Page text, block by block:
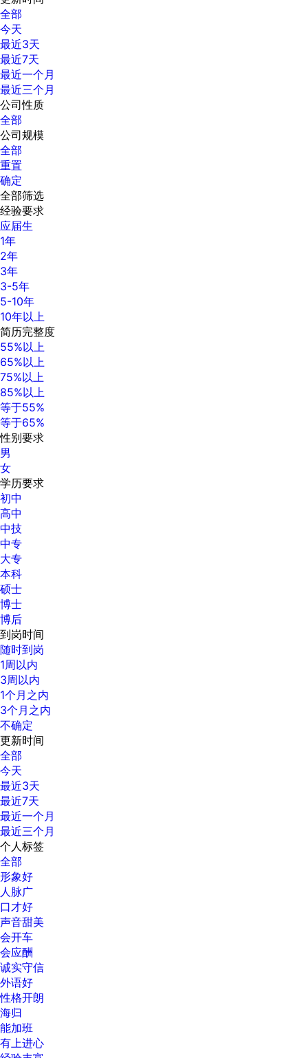
全部
今天
最近3天
最近7天
最近一个月
最近三个月
公司性质
全部
公司规模
全部
重置
确定
全部筛选
经验要求
应届生
1年
2年
3年
3-5年
5-10年
10年以上
简历完整度
55%以上
65%以上
75%以上
85%以上
等于55%
等于65%
性别要求
男
女
学历要求
初中
高中
中技
中专
大专
本科
硕士
博士
博后
到岗时间
随时到岗
1周以内
3周以内
1个月之内
3个月之内
不确定
更新时间
全部
今天
最近3天
最近7天
最近一个月
最近三个月
个人标签
全部
形象好
人脉广
口才好
声音甜美
会开车
会应酬
诚实守信
外语好
性格开朗
海归
能加班
有上进心